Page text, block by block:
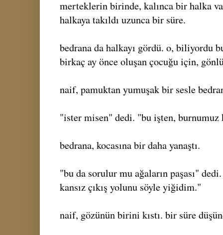
merteklerin birinde, kalınca bir halka
halkaya takıldı uzunca bir süre.
bedrana da halkayı gördü. o, biliyordu
birkaç ay önce oluşan çocuğu için,
naif, pamuktan yumuşak bir sesle
"ister misen" dedi. "bu işten, burnumuz
bedrana, kocasına bir daha yanaştı.
"bu da sorulur mu ağaların paşası"
kansız çıkış yolunu söyle yiğidim."
naif, gözünün birini kıstı. bir süre